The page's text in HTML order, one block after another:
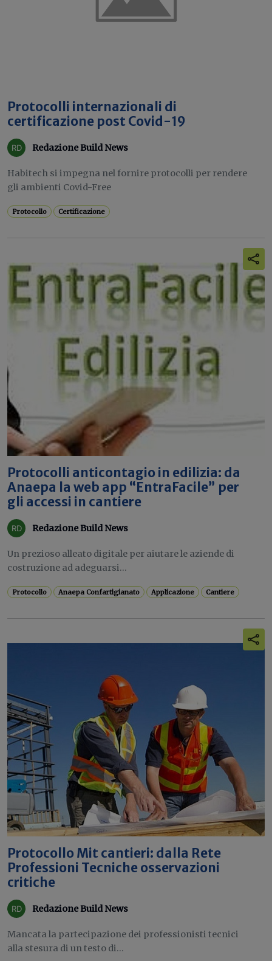
Protocolli internazionali di
certificazione post Covid-19
Redazione Build News
Habitech si impegna nel fornire protocolli per rendere
gli ambienti Covid-Free
Protocollo Certificazione
Protocolli anticontagio in edilizia: da
Anaepa la web app “EntraFacile” per
gli accessi in cantiere
Redazione Build News
Un prezioso alleato digitale per aiutare le aziende di
costruzione ad adeguarsi...
Protocollo Anaepa Confartigianato Applicazione Cantiere
Protocollo Mit cantieri: dalla Rete
Professioni Tecniche osservazioni
critiche
Redazione Build News
Mancata la partecipazione dei professionisti tecnici
alla stesura di un testo di...